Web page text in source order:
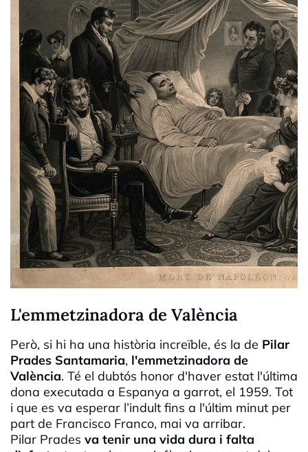
L'emmetzinadora de València
Però, si hi ha una història increïble, és la de Pilar
Prades Santamaria, l'emmetzinadora de
València. Té el dubtós honor d'haver estat l'última
dona executada a Espanya a garrot, el 1959. Tot
i que es va esperar l’indult fins a l'últim minut per
part de Francisco Franco, mai va arribar.
Pilar Prades va tenir una vida dura i falta